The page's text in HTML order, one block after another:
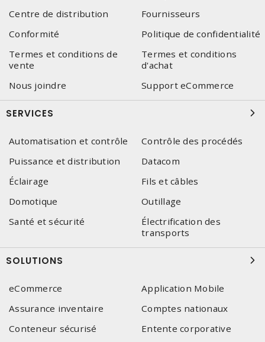
Centre de distribution
Fournisseurs
Conformité
Politique de confidentialité
Termes et conditions de
vente
Termes et conditions
d'achat
Nous joindre
Support eCommerce
SERVICES
Automatisation et contrôle
Contrôle des procédés
Puissance et distribution
Datacom
Éclairage
Fils et câbles
Domotique
Outillage
Santé et sécurité
Électrification des
transports
SOLUTIONS
eCommerce
Application Mobile
Assurance inventaire
Comptes nationaux
Conteneur sécurisé
Entente corporative